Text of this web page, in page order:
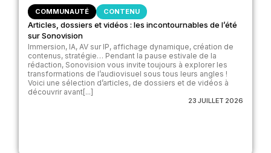
COMMUNAUTÉ CONTENU
Articles, dossiers et vidéos : les incontournables de l’été
sur Sonovision
Immersion, IA, AV sur IP, affichage dynamique, création de
contenus, stratégie… Pendant la pause estivale de la
rédaction, Sonovision vous invite toujours à explorer les
transformations de l’audiovisuel sous tous leurs angles !
Voici une sélection d’articles, de dossiers et de vidéos à
découvrir avant[...]
23 JUILLET 2026